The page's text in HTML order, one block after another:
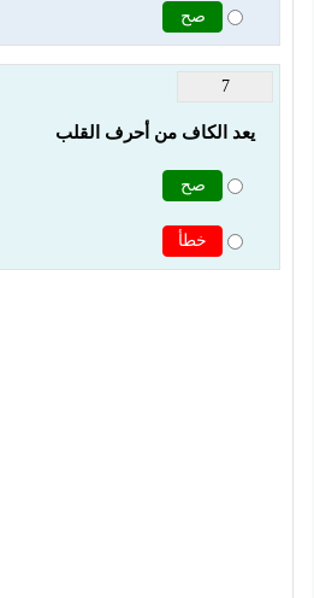
صح
7
يعد الكاف من أحرف القلب
صح
خطأ